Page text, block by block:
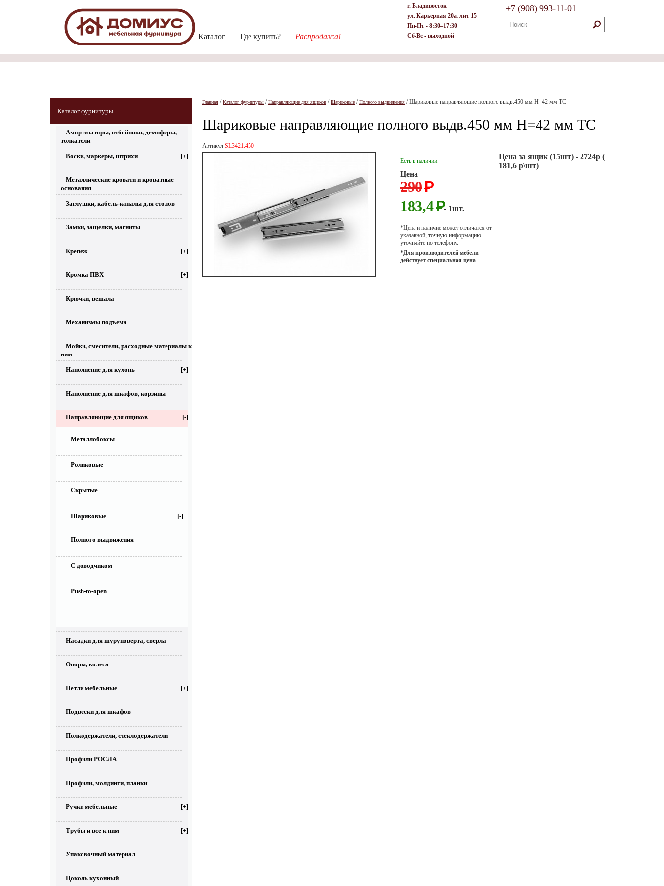
Каталог Где купить? Распродажа!
г. Владивосток
ул. Карьерная 20а, лит 15
Пн-Пт - 8:30–17:30
Сб-Вс - выходной
+7 (908) 993-11-01
Каталог фурнитуры
Амортизаторы, отбойники, демпферы,
толкатели
Воски, маркеры, штрихи [+]
Металлические кровати и кроватные
основания
Заглушки, кабель-каналы для столов
Замки, защелки, магниты
Крепеж [+]
Кромка ПВХ [+]
Крючки, вешала
Механизмы подъема
Мойки, смесители, расходные материалы к
ним
Наполнение для кухонь [+]
Наполнение для шкафов, корзины
Направляющие для ящиков [-]
Металлобоксы
Роликовые
Скрытые
Шариковые [-]
Полного выдвижения
С доводчиком
Push-to-open
Насадки для шуруповерта, сверла
Опоры, колеса
Петли мебельные [+]
Подвески для шкафов
Полкодержатели, стеклодержатели
Профили РОСЛА
Профили, молдинги, планки
Ручки мебельные [+]
Трубы и все к ним [+]
Упаковочный материал
Цоколь кухонный
Главная /Каталог фурнитуры /Направляющие для ящиков /Шариковые /Полного выдвижения /Шариковые направляющие полного выдв.450 мм H=42 мм TC
Шариковые направляющие полного выдв.450 мм H=42 мм TC
Артикул SL3421.450
Есть в наличии
Цена
290Р
183,4Р- 1шт.
*Цена и наличие может отличатся от
указанной, точную информацию
уточняйте по телефону.
*Для производителей мебели
действует специальная цена
Цена за ящик (15шт) - 2724р (
181,6 р\шт)